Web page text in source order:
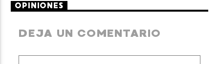
OPINIONES
DEJA UN COMENTARIO